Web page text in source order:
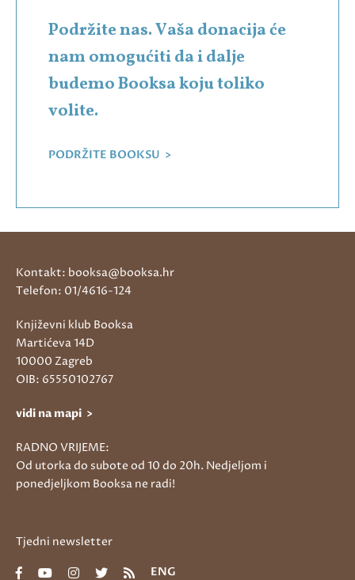
Podržite nas. Vaša donacija će
nam omogućiti da i dalje
budemo Booksa koju toliko
volite.
PODRŽITE BOOKSU >
Kontakt: booksa@booksa.hr
Telefon: 01/4616-124
Književni klub Booksa
Martićeva 14D
10000 Zagreb
OIB: 65550102767
vidi na mapi >
RADNO VRIJEME:
Od utorka do subote od 10 do 20h. Nedjeljom i
ponedjeljkom Booksa ne radi!
Tjedni newsletter
ENG